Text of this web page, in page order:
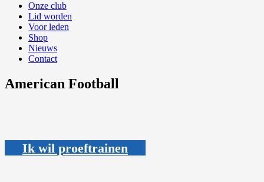
Onze club
Lid worden
Voor leden
Shop
Nieuws
Contact
American Football
Ik wil proeftrainen